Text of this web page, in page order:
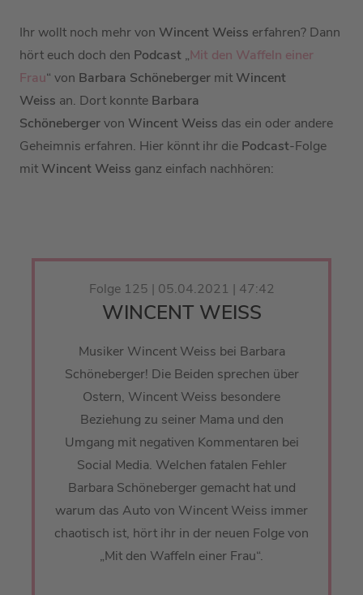
Ihr wollt noch mehr von Wincent Weiss erfahren? Dann
hört euch doch den Podcast „Mit den Waffeln einer
Frau“ von Barbara Schöneberger mit Wincent
Weiss an. Dort konnte Barbara
Schönebergervon Wincent Weiss das ein oder andere
Geheimnis erfahren. Hier könnt ihr die Podcast-Folge
mit Wincent Weiss ganz einfach nachhören:
Folge 125 | 05.04.2021 | 47:42
WINCENT WEISS
Musiker Wincent Weiss bei Barbara
Schöneberger! Die Beiden sprechen über
Ostern, Wincent Weiss besondere
Beziehung zu seiner Mama und den
Umgang mit negativen Kommentaren bei
Social Media. Welchen fatalen Fehler
Barbara Schöneberger gemacht hat und
warum das Auto von Wincent Weiss immer
chaotisch ist, hört ihr in der neuen Folge von
„Mit den Waffeln einer Frau“.